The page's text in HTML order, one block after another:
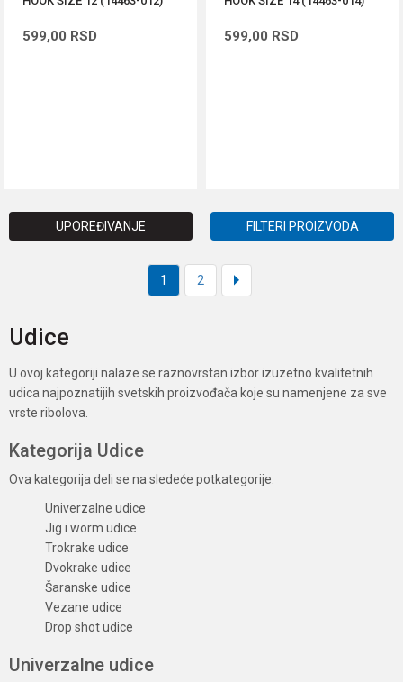
599,00 RSD 599,00 RSD
UPOREĐIVANJE FILTERI PROIZVODA
1 2
Udice
U ovoj kategoriji nalaze se raznovrstan izbor izuzetno kvalitetnih
udica najpoznatijih svetskih proizvođača koje su namenjene za sve
vrste ribolova.
Kategorija Udice
Ova kategorija deli se na sledeće potkategorije:
Univerzalne udice
Jig i worm udice
Trokrake udice
Dvokrake udice
Šaranske udice
Vezane udice
Drop shot udice
Univerzalne udice